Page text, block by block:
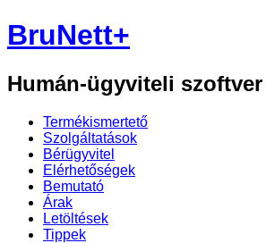
BruNett+
Humán-ügyviteli szoftver
Termékismertető
Szolgáltatások
Bérügyvitel
Elérhetőségek
Bemutató
Árak
Letöltések
Tippek